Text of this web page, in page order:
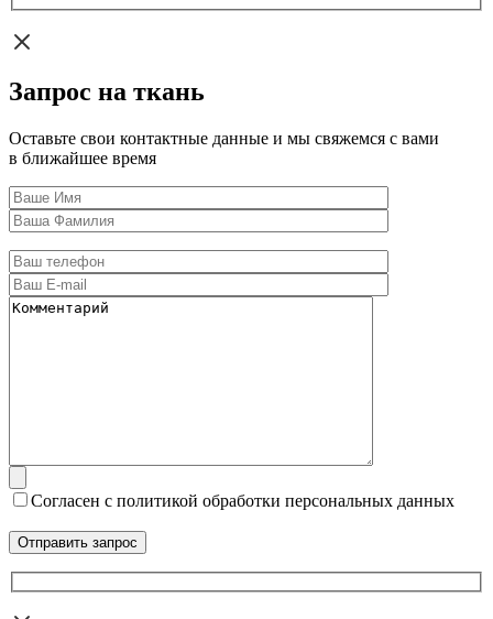
Запрос на ткань
Оставьте свои контактные данные и мы свяжемся с вами
в ближайшее время
Согласен с политикой обработки персональных данных